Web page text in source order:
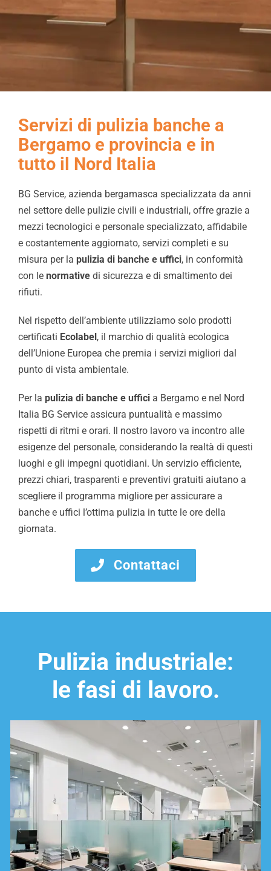
Chi Siamo
Servizi di pulizia banche a
Bergamo e provincia e in
tutto il Nord Italia
BG Service, azienda bergamasca specializzata da anni
nel settore delle pulizie civili e industriali, offre grazie a
mezzi tecnologici e personale specializzato, affidabile
e costantemente aggiornato, servizi completi e su
misura per la pulizia di banche e uffici, in conformità
con le normativedi sicurezza e di smaltimento dei
rifiuti.
Nel rispetto dell’ambiente utilizziamo solo prodotti
certificati Ecolabel, il marchio di qualità ecologica
dell’Unione Europea che premia i servizi migliori dal
punto di vista ambientale.
Per la pulizia di banche e ufficia Bergamo e nel Nord
Italia BG Service assicura puntualità e massimo
rispetti di ritmi e orari. Il nostro lavoro va incontro alle
esigenze del personale, considerando la realtà di questi
luoghi e gli impegni quotidiani. Un servizio efficiente,
prezzi chiari, trasparenti e preventivi gratuiti aiutano a
scegliere il programma migliore per assicurare a
banche e uffici l’ottima pulizia in tutte le ore della
giornata.
Contattaci
Pulizia industriale:
le fasi di lavoro.